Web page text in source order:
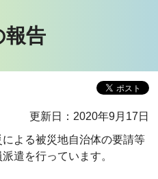
報告
更新日：2020年9月17日
よる被災地自治体の要請等
遣を行っています。